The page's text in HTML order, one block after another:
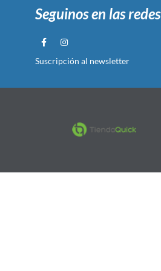
Seguinos en las redes
Suscripción al newsletter